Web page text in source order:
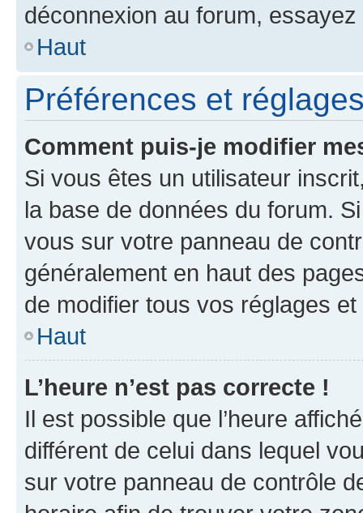
déconnexion au forum,
Haut
Préférences et
Comment puis-je modifier
Si vous êtes un utilisateur
la base de données du forum.
vous sur votre panneau de
généralement en haut des
de modifier tous vos réglages
Haut
L’heure n’est pas correcte !
Il est possible que l’heure
différent de celui dans lequel
sur votre panneau de contrôle